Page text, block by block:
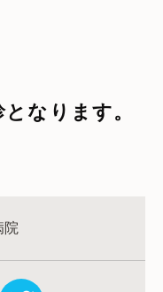
なります。
院